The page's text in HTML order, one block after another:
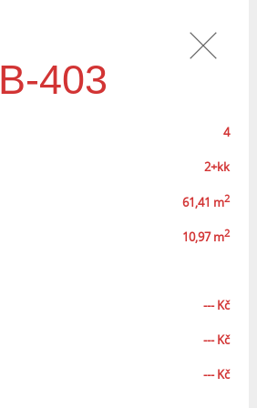
B-403
4
2+kk
61,41 m2
10,97m2
---Kč
---Kč
---Kč